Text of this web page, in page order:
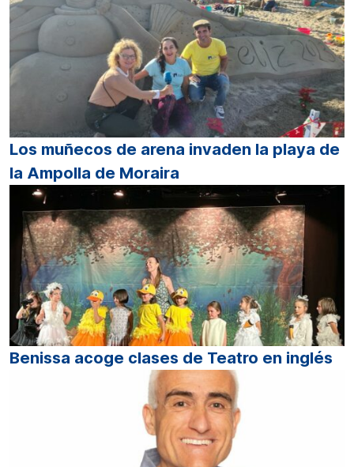
Los muñecos de arena invaden la playa de
la Ampolla de Moraira
Benissa acoge clases de Teatro en inglés